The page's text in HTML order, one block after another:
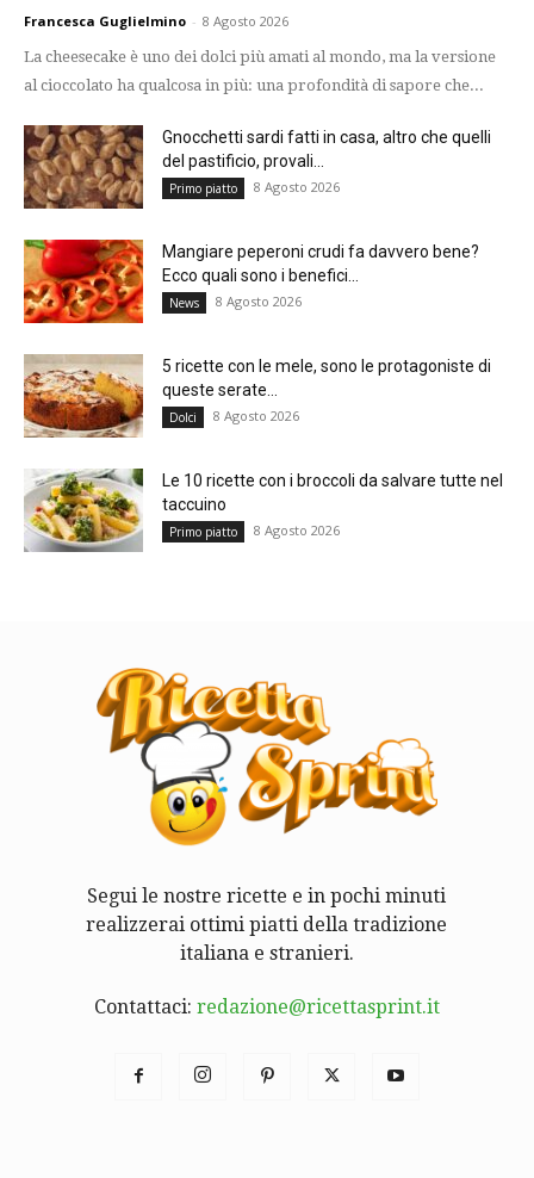
Francesca Guglielmino - 8 Agosto 2026
La cheesecake è uno dei dolci più amati al mondo, ma la versione
al cioccolato ha qualcosa in più: una profondità di sapore che...
Gnocchetti sardi fatti in casa, altro che quelli
del pastificio, provali...
Primo piatto 8 Agosto 2026
Mangiare peperoni crudi fa davvero bene?
Ecco quali sono i benefici...
News 8 Agosto 2026
5 ricette con le mele, sono le protagoniste di
queste serate...
Dolci 8 Agosto 2026
Le 10 ricette con i broccoli da salvare tutte nel
taccuino
Primo piatto 8 Agosto 2026
Segui le nostre ricette e in pochi minuti
realizzerai ottimi piatti della tradizione
italiana e stranieri.
Contattaci: redazione@ricettasprint.it